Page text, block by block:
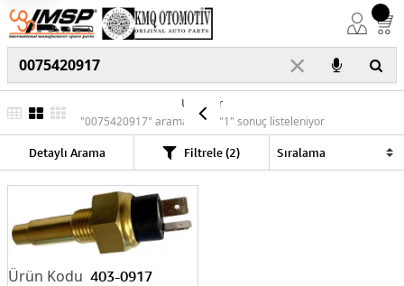
×
Ürünler
"0075420917" araması için "1" sonuç listeleniyor
Detaylı Arama Filtrele (2)
403-0917